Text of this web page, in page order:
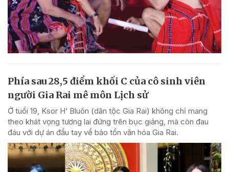
Phía sau 28,5 điểm khối C của cô sinh viên
người Gia Rai mê môn Lịch sử
Ở tuổi 19, Ksor H’ Bluôn (dân tộc Gia Rai) không chỉ mang
theo khát vọng tương lai đứng trên bục giảng, mà còn đau
đáu với dự án đầu tay về bảo tồn văn hóa Gia Rai.